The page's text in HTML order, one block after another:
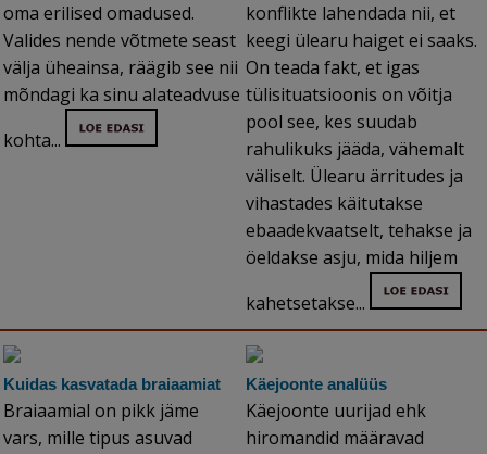
oma erilised omadused.
Valides nende võtmete seast
välja üheainsa, räägib see nii
mõndagi ka sinu alateadvuse
kohta...
konflikte lahendada nii, et
keegi ülearu haiget ei saaks.
On teada fakt, et igas
tülisituatsioonis on võitja
pool see, kes suudab
rahulikuks jääda, vähemalt
väliselt. Ülearu ärritudes ja
vihastades käitutakse
ebaadekvaatselt, tehakse ja
öeldakse asju, mida hiljem
kahetsetakse...
Kuidas kasvatada braiaamiat
Braiaamial on pikk jäme
vars, mille tipus asuvad
Käejoonte analüüs
Käejoonte uurijad ehk
hiromandid määravad